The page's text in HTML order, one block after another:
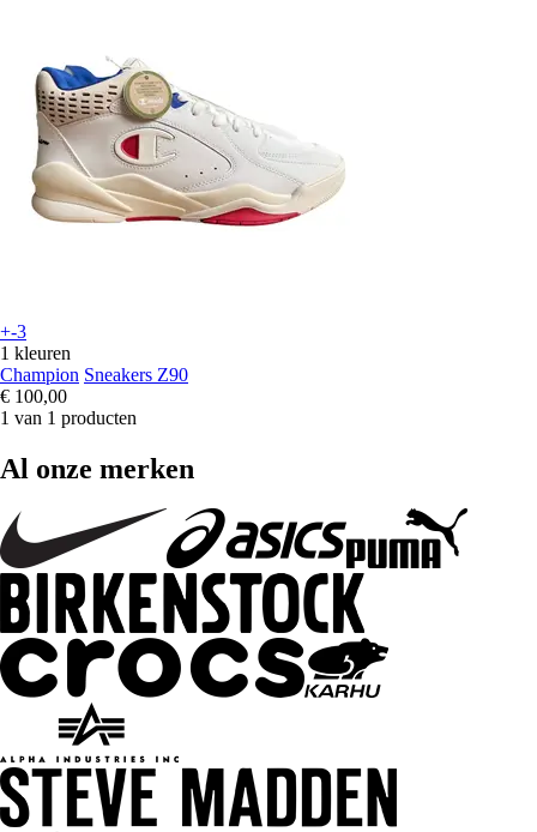
+-3
1 kleuren
Champion Sneakers Z90
€ 100,00
1 van 1 producten
Al onze merken